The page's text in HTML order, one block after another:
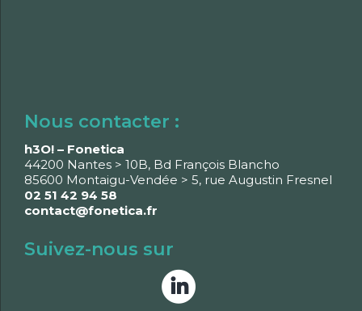
Nous contacter :
h3O! – Fonetica
44200 Nantes > 10B, Bd François Blancho
85600 Montaigu-Vendée > 5, rue Augustin Fresnel
02 51 42 94 58
contact@fonetica.fr
Suivez-nous sur